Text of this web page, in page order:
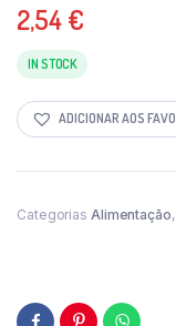
2,54€
IN STOCK
ADICIONAR AOS
Categorias Alimentação,